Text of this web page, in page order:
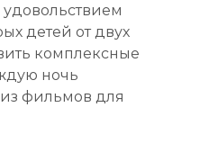
удовольствием
детей от двух
комплексные
ночь
фильмов для